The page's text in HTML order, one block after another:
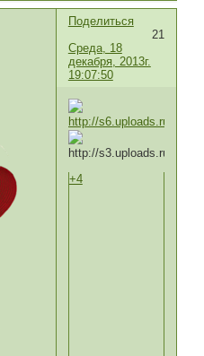
Поделиться
21
Среда, 18
декабря, 2013г.
19:07:50
+4